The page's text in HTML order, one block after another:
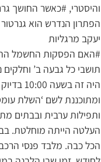
והיסטרי, #כאשר החושך
הפתרון הנדרש הוא
יעקב מרגליות
#האם הפסקות החשמל
תושבי כל גבעה ב’
היה
ומתוכננת לשם ‘השלת
ותפילות ערבית ובבתים
העלטה הייתה מוחלטת.
הכל כבה. מלבד פנסי